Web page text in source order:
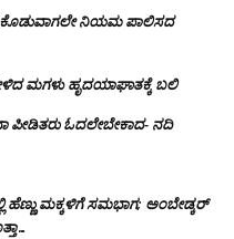
ಕೊಡುವಾಗಲೇ ನಿಯಮ ಪಾಲಿಸದ
ಮಗಳು ಹೃದಯಾಘಾತಕ್ಕೆ ಬಲಿ
ಪೀಡಿತರು ಓದಲೇಬೇಕಾದ- ನದಿ
ಹೆಣ್ಣು ಮಕ್ಕಳಿಗೆ ಸಮಭಾಗ; ಅಂಬೇಡ್ಕರ್